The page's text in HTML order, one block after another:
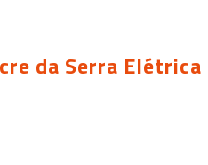
da Serra Elétrica